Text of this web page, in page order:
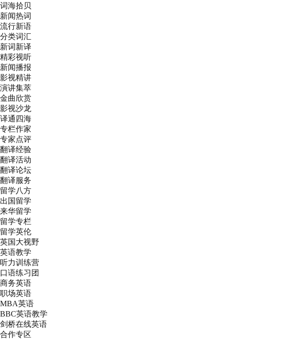
词海拾贝
新闻热词
流行新语
分类词汇
新词新译
精彩视听
新闻播报
影视精讲
演讲集萃
金曲欣赏
影视沙龙
译通四海
专栏作家
专家点评
翻译经验
翻译活动
翻译论坛
翻译服务
留学八方
出国留学
来华留学
留学专栏
留学英伦
英国大视野
英语教学
听力训练营
口语练习团
商务英语
职场英语
MBA英语
BBC英语教学
剑桥在线英语
合作专区